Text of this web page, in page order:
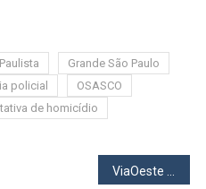
Grande São Paulo
policial
OSASCO
de homicídio